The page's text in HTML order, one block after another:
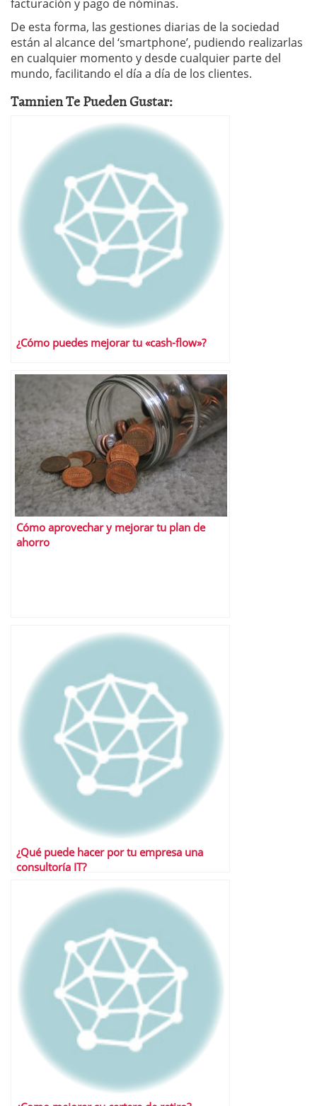
facturación y pago de nóminas.
De esta forma, las gestiones diarias de la sociedad
están al alcance del ‘smartphone’, pudiendo realizarlas
en cualquier momento y desde cualquier parte del
mundo, facilitando el día a día de los clientes.
Tamnien Te Pueden Gustar:
¿Cómo puedes mejorar tu «cash-flow»?
Cómo aprovechar y mejorar tu plan de
ahorro
¿Qué puede hacer por tu empresa una
consultoría IT?